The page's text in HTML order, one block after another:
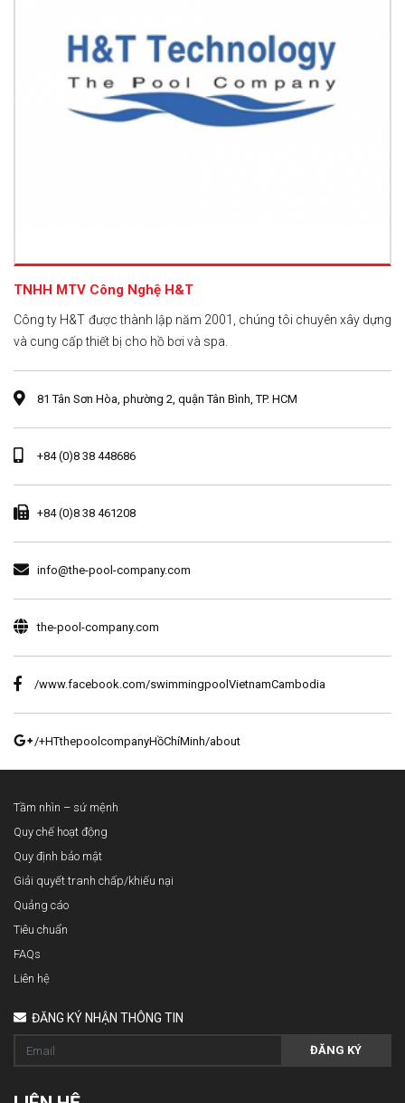
TNHH MTV Công Nghệ H&T
Công ty H&T được thành lập năm 2001, chúng tôi chuyên xây dựng
và cung cấp thiết bị cho hồ bơi và spa.
81 Tân Sơn Hòa, phường 2, quận Tân Bình, TP. HCM
+84 (0)8 38 448686
+84 (0)8 38 461208
info@the-pool-company.com
the-pool-company.com
/www.facebook.com/swimmingpoolVietnamCambodia
/+HTthepoolcompanyHồChíMinh/about
Tầm nhìn – sứ mệnh
Quy chế hoạt động
Quy định bảo mật
Giải quyết tranh chấp/khiếu nại
Quảng cáo
Tiêu chuẩn
FAQs
Liên hệ
ĐĂNG KÝ NHẬN THÔNG TIN
ĐĂNG KÝ